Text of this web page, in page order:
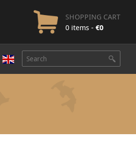
SHOPPING CART
0 items - €0